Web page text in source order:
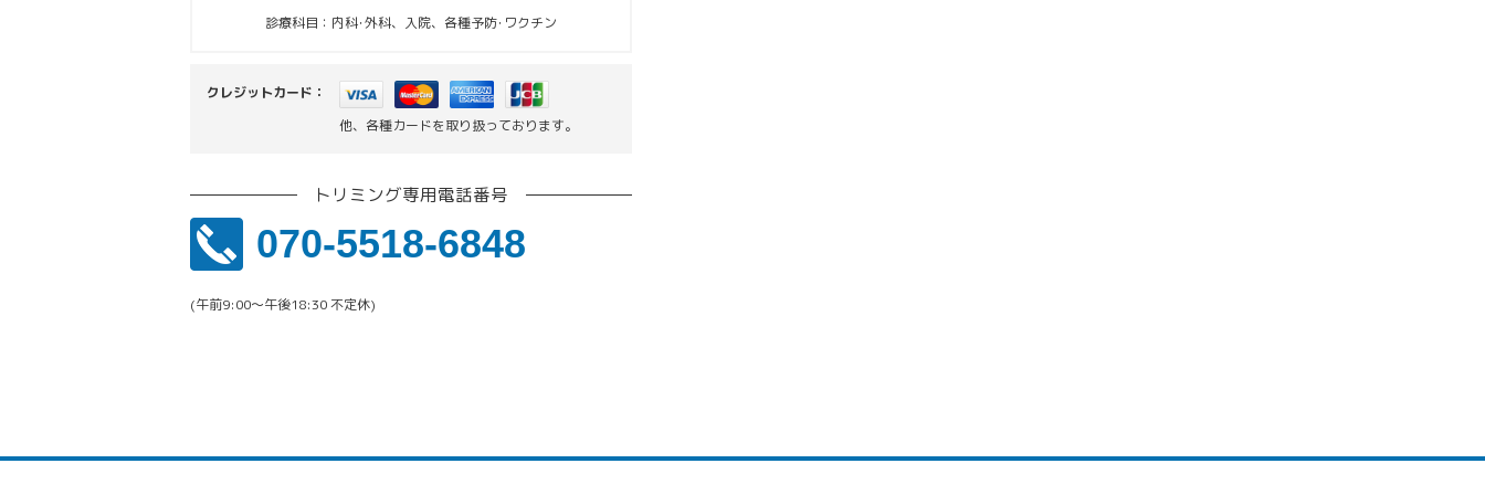
診療科目：内科･外科、入院、各種予防･ワクチン
クレジットカード：
他、各種カードを取り扱っております。
トリミング専用電話番号
070-5518-6848
(午前9:00〜午後18:30 不定休)